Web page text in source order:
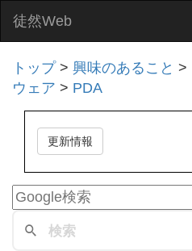
徒然Web
トップ> 興味のあること >
ウェア > PDA
更新情報